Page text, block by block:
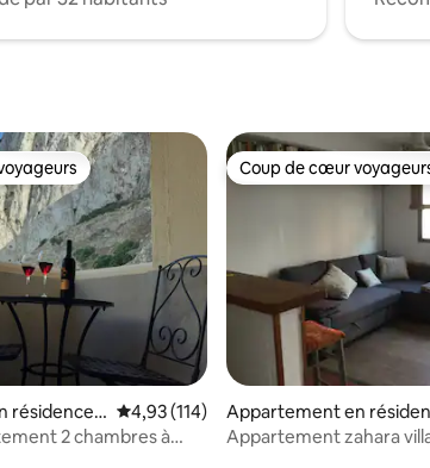
résidence ⋅
Évaluation moyenne sur la base de
4,93 (114)
2 chambres à
Coup de cœur
Coup de cœur
Appartement en
Appartement zahara